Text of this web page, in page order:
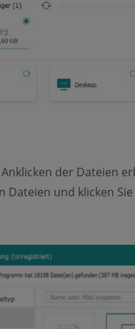
der Dateien
Dateien und klicken